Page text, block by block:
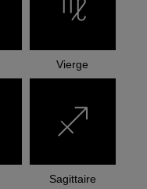
Vierge
Sagittaire